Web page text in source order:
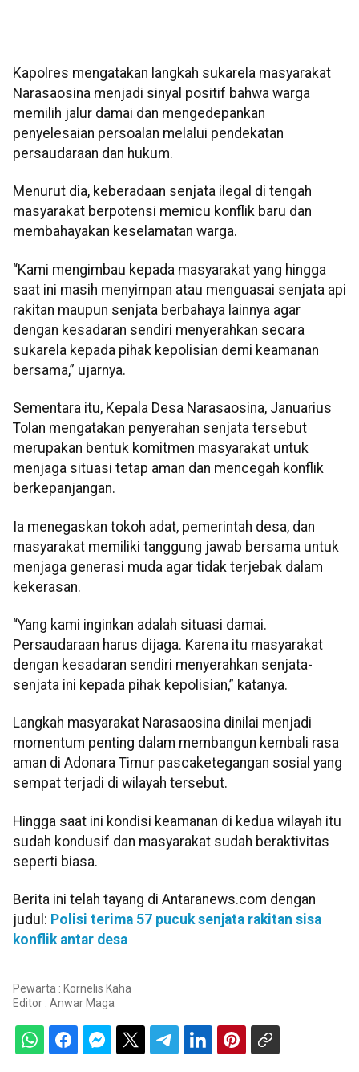
Kapolres mengatakan langkah sukarela masyarakat
Narasaosina menjadi sinyal positif bahwa warga
memilih jalur damai dan mengedepankan
penyelesaian persoalan melalui pendekatan
persaudaraan dan hukum.
Menurut dia, keberadaan senjata ilegal di tengah
masyarakat berpotensi memicu konflik baru dan
membahayakan keselamatan warga.
“Kami mengimbau kepada masyarakat yang hingga
saat ini masih menyimpan atau menguasai senjata api
rakitan maupun senjata berbahaya lainnya agar
dengan kesadaran sendiri menyerahkan secara
sukarela kepada pihak kepolisian demi keamanan
bersama,” ujarnya.
Sementara itu, Kepala Desa Narasaosina, Januarius
Tolan mengatakan penyerahan senjata tersebut
merupakan bentuk komitmen masyarakat untuk
menjaga situasi tetap aman dan mencegah konflik
berkepanjangan.
Ia menegaskan tokoh adat, pemerintah desa, dan
masyarakat memiliki tanggung jawab bersama untuk
menjaga generasi muda agar tidak terjebak dalam
kekerasan.
“Yang kami inginkan adalah situasi damai.
Persaudaraan harus dijaga. Karena itu masyarakat
dengan kesadaran sendiri menyerahkan senjata-
senjata ini kepada pihak kepolisian,” katanya.
Langkah masyarakat Narasaosina dinilai menjadi
momentum penting dalam membangun kembali rasa
aman di Adonara Timur pascaketegangan sosial yang
sempat terjadi di wilayah tersebut.
Hingga saat ini kondisi keamanan di kedua wilayah itu
sudah kondusif dan masyarakat sudah beraktivitas
seperti biasa.
Berita ini telah tayang di Antaranews.com dengan
judul: Polisi terima 57 pucuk senjata rakitan sisa
konflik antar desa
Pewarta : Kornelis Kaha
Editor : Anwar Maga